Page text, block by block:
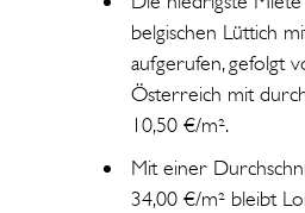
belgischen Lüttich
aufgerufen, gefolgt
Österreich mit
10,50 €/m².
Mit einer
34,00 €/m² bleibt